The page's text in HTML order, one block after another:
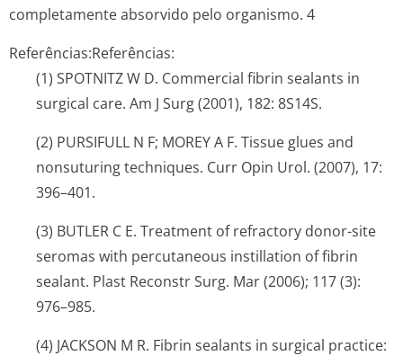
completamente absorvido pelo organismo. 4
Referências:Referências:
(1) SPOTNITZ W D. Commercial fibrin sealants in
surgical care. Am J Surg (2001), 182: 8S14S.
(2) PURSIFULL N F; MOREY A F. Tissue glues and
nonsuturing techniques. Curr Opin Urol. (2007), 17:
396–401.
(3) BUTLER C E. Treatment of refractory donor-site
seromas with percutaneous instillation of fibrin
sealant. Plast Reconstr Surg. Mar (2006); 117 (3):
976–985.
(4) JACKSON M R. Fibrin sealants in surgical practice: